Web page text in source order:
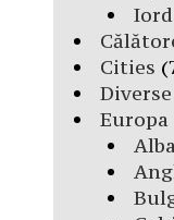
Cities
Diverse
Europa